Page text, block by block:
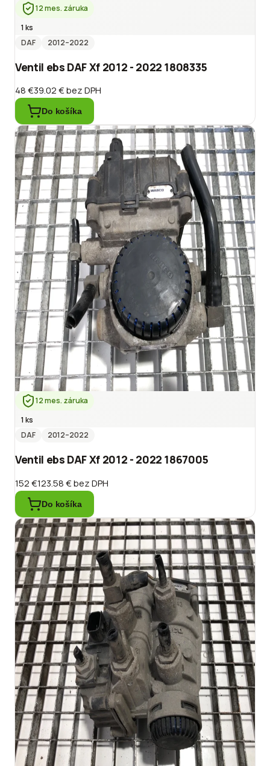
12 mes. záruka
1 ks
DAF
2012–2022
Ventil ebs DAF Xf 2012 - 2022 1808335
48 €39.02 €bez DPH
Do košíka
12 mes. záruka
1 ks
DAF
2012–2022
Ventil ebs DAF Xf 2012 - 2022 1867005
152 €123.58 €bez DPH
Do košíka